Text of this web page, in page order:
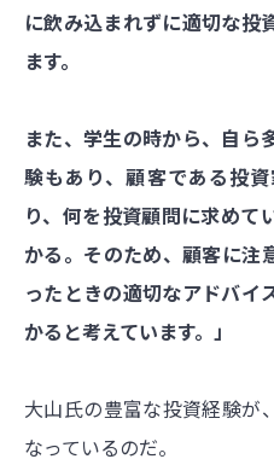
に飲み込まれずに適切な投
ます。
また、学生の時から、自ら
験もあり、顧客である投
り、何を投資顧問に求めて
かる。そのため、顧客に注
ったときの適切なアドバイ
かると考えています。」
大山氏の豊富な投資経験が
なっているのだ。